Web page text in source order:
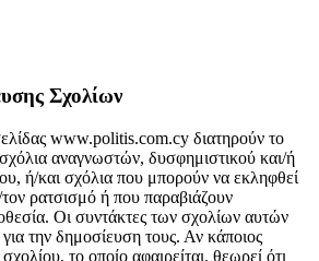
Σχολίων
www.politis.com.cy διατηρούν το
αναγνωστών, δυσφημιστικού και/ή
ή/και σχόλια που μπορούν να εκληφθεί
τον ρατσισμό ή που παραβιάζουν
Οι συντάκτες των σχολίων αυτών
την δημοσίευση τους. Αν κάποιος
το οποίο αφαιρείται, θεωρεί ότι